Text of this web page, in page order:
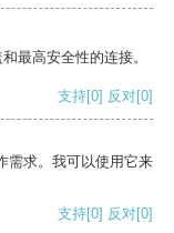
最高安全性的连接。
支持[0] 反对[0]
需求。我可以使用它来
支持[0] 反对[0]